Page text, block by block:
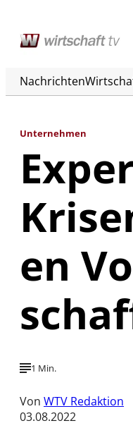
Nachrichten
Unternehmen
en
1 Min.
Von WTV Redaktion
03.08.2022